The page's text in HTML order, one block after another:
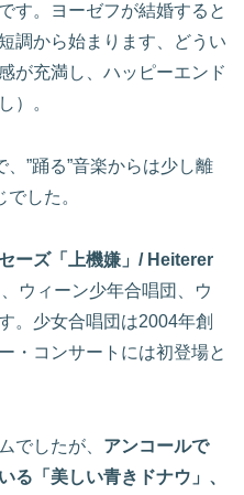
す。ヨーゼフが結婚すると
調から始まります、どうい
が充満し、ハッピーエンド
）。
、”踊る”音楽からは少し離
した。
ーズ「上機嫌」/ Heiterer
ウィーン少年合唱団、ウ
。少女合唱団は2004年創
・コンサートには初登場と
でしたが、 アンコールで
る「美しい青きドナウ」、